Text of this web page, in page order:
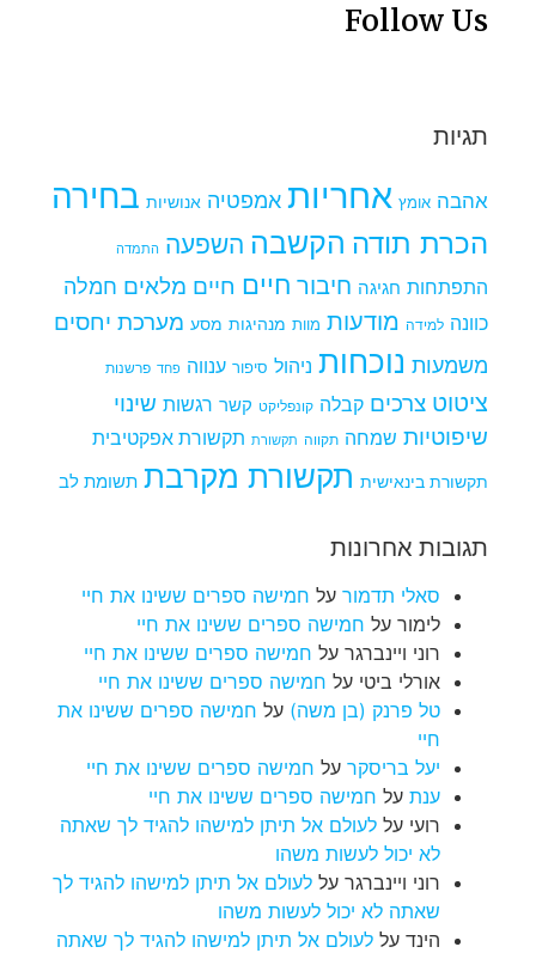
Follow Us
תגיות
אהבה אומץ אחריות אמפטיה אנושיות בחירה
הכרת תודה הקשבה השפעה התמדה
התפתחות חגיגה חיבור חיים חיים מלאים חמלה
כוונה למידה מודעות מוות מנהיגות מסע מערכת יחסים
משמעות נוכחות ניהול סיפור ענווה פחד פרשנות
ציטוט צרכים קבלה קונפליקט קשר רגשות שינוי
שיפוטיות שמחה תקווה תקשורת תקשורת אפקטיבית
תקשורת בינאישית תקשורת מקרבת תשומת לב
תגובות אחרונות
סאלי תדמור על חמישה ספרים ששינו את חיי
לימור על חמישה ספרים ששינו את חיי
רוני ויינברגר על חמישה ספרים ששינו את חיי
אורלי ביטי על חמישה ספרים ששינו את חיי
טל פרנק (בן משה) על חמישה ספרים ששינו את
חיי
יעל בריסקר על חמישה ספרים ששינו את חיי
ענת על חמישה ספרים ששינו את חיי
רועי על לעולם אל תיתן למישהו להגיד לך שאתה
לא יכול לעשות משהו
רוני ויינברגר על לעולם אל תיתן למישהו להגיד לך
שאתה לא יכול לעשות משהו
הינד על לעולם אל תיתן למישהו להגיד לך שאתה